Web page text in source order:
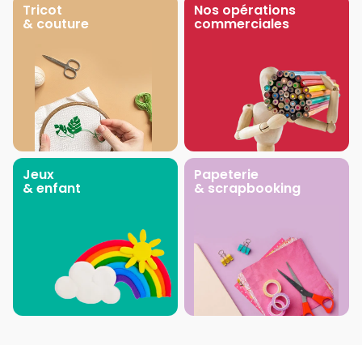
Tricot
& couture
Nos opérations
commerciales
Jeux
& enfant
Papeterie
& scrapbooking